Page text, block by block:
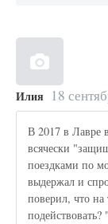
Илия 18
В 2017 в Лавре
всячески
поездками по
выдержал и
поверил, что